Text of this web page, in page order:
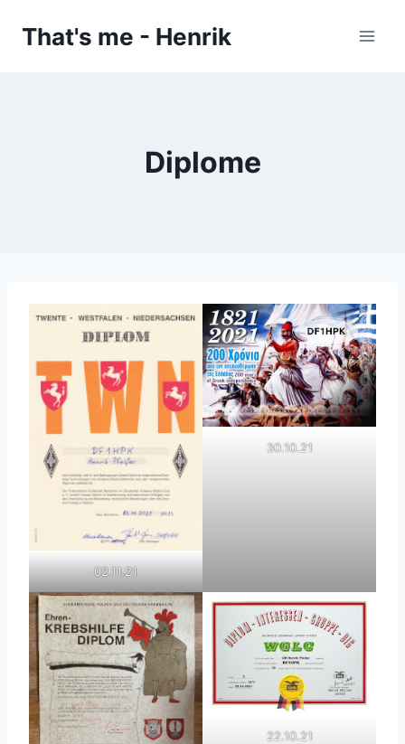
InhaltThat's me - Henrik
Diplome
02.11.21
30.10.21
22.10.21